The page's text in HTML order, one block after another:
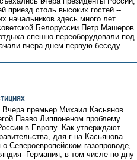
приезд столь высоких гостей --
начальников здесь много лет
Белоруссии Петр Машеров.
спешно переоборудовали под
вчера днем первую беседу
Вчера премьер Михаил Касьянов
Пааво Липпоненом проблему
в Европу. Как утверждают
для г-на Касьянова
Североевропейском газопроводе,
Германия, в том числе по дну